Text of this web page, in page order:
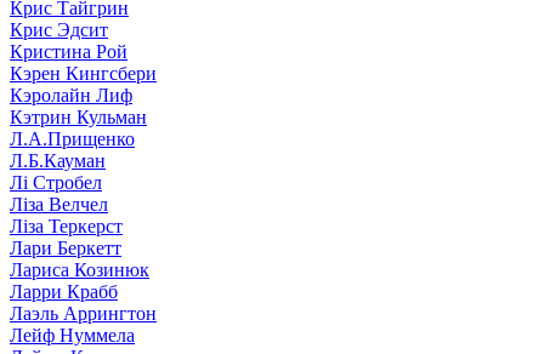
Крис Тайгрин
Крис Эдсит
Кристина Рой
Кэрен Кингсбери
Кэролайн Лиф
Кэтрин Кульман
Л.А.Прищенко
Л.Б.Кауман
Лі Стробел
Ліза Велчел
Ліза Теркерст
Лари Беркетт
Лариса Козинюк
Ларри Крабб
Лаэль Аррингтон
Лейф Нуммела